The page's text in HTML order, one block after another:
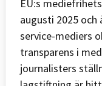
EU:s
augusti 2025
service-mediers
transparens i
journalisters